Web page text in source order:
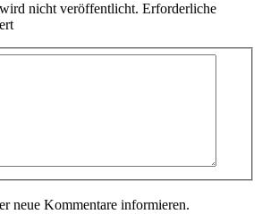
nicht veröffentlicht. Erforderliche
neue Kommentare informieren.